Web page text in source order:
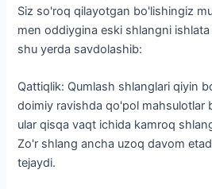
Siz so'roq qilayotgan bo'lishingiz
men oddiygina eski shlangni ishlata
shu yerda savdolashib:
Qattiqlik: Qumlash shlanglari qiyin
doimiy ravishda qo'pol mahsulotlar
ular qisqa vaqt ichida kamroq
Zo'r shlang ancha uzoq davom
tejaydi.